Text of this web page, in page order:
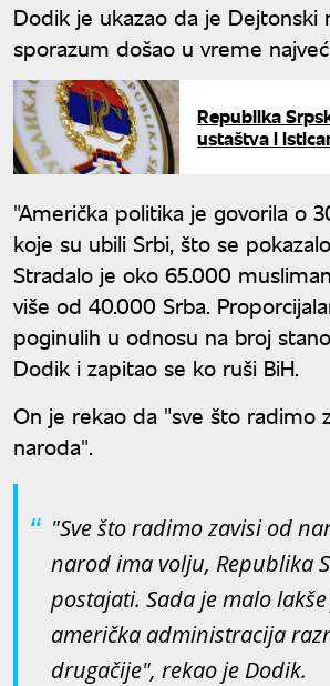
Dodik je ukazao da je Dejtonski
sporazum došao u vreme
Republika
ustaštva i
"Američka politika je govorila o
koje su ubili Srbi, što se
Stradalo je oko 65.000
više od 40.000 Srba.
poginulih u odnosu na broj
Dodik i zapitao se ko ruši BiH.
On je rekao da "sve što radimo
naroda".
"Sve što radimo zavisi od
narod ima volju, Republika
postajati. Sada je malo
američka administracija
drugačije", rekao je Dodik.